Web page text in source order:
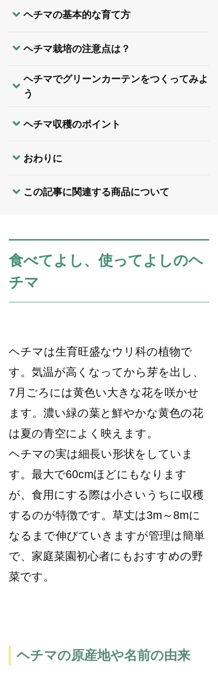
ヘチマの基本的な育て方
ヘチマ栽培の注意点は？
ヘチマでグリーンカーテンをつくってみよ
う
ヘチマ収穫のポイント
おわりに
この記事に関連する商品について
食べてよし、使ってよしのヘ
チマ
ヘチマは生育旺盛なウリ科の植物で
す。気温が高くなってから芽を出し、
7月ごろには黄色い大きな花を咲かせ
ます。濃い緑の葉と鮮やかな黄色の花
は夏の青空によく映えます。
ヘチマの実は細長い形状をしていま
す。最大で60cmほどにもなります
が、食用にする際は小さいうちに収穫
するのが特徴です。草丈は3m～8mに
なるまで伸びていきますが管理は簡単
で、家庭菜園初心者にもおすすめの野
菜です。
ヘチマの原産地や名前の由来